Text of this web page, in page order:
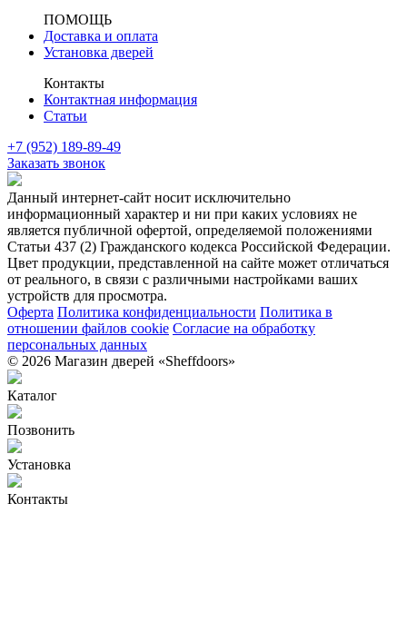
ПОМОЩЬ
Доставка и оплата
Установка дверей
Контакты
Контактная информация
Статьи
+7 (952) 189-89-49
Заказать звонок
Данный интернет-сайт носит исключительно
информационный характер и ни при каких условиях не
является публичной офертой, определяемой положениями
Статьи 437 (2) Гражданского кодекса Российской Федерации.
Цвет продукции, представленной на сайте может отличаться
от реального, в связи с различными настройками ваших
устройств для просмотра.
Оферта Политика конфиденциальности Политика в
отношении файлов cookie Согласие на обработку
персональных данных
© 2026 Магазин дверей «Sheffdoors»
Каталог
Позвонить
Установка
Контакты